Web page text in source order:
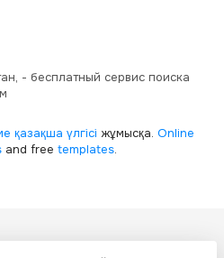
- бесплатный сервис поиска
қазақша үлгісі жұмысқа. Online
and free templates.